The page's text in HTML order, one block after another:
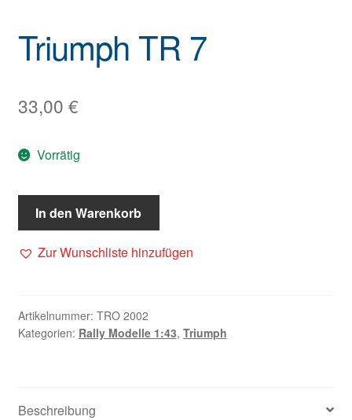
Triumph TR 7
33,00 €
Vorrätig
In den Warenkorb
Zur Wunschliste hinzufügen
Artikelnummer: TRO 2002
Kategorien: Rally Modelle 1:43, Triumph
Beschreibung